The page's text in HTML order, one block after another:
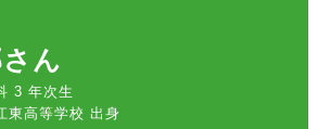
ん
3 年次生
東高等学校 出身